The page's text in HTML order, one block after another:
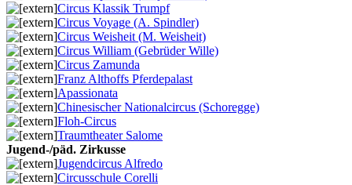
Circus Klassik Trumpf
Circus Voyage (A. Spindler)
Circus Weisheit (M. Weisheit)
Circus William (Gebrüder Wille)
Circus Zamunda
Franz Althoffs Pferdepalast
Apassionata
Chinesischer Nationalcircus (Schoregge)
Floh-Circus
Traumtheater Salome
Jugend-/päd. Zirkusse
Jugendcircus Alfredo
Circusschule Corelli